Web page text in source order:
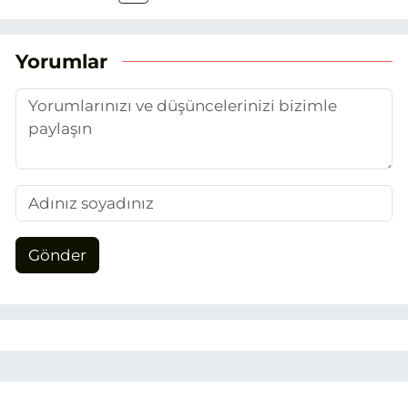
aktarmayı hedefliyorum.
Yorumlar
Gönder